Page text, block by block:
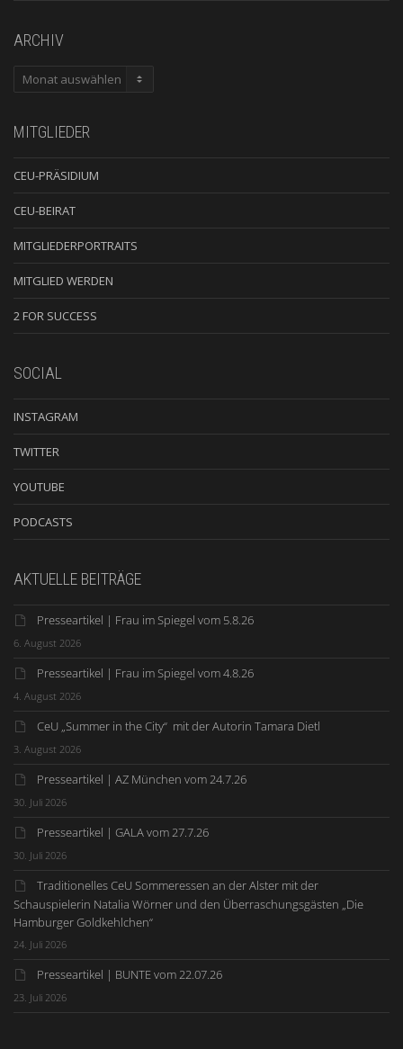
ARCHIV
ARCHIV
MITGLIEDER
CEU-PRÄSIDIUM
CEU-BEIRAT
MITGLIEDERPORTRAITS
MITGLIED WERDEN
2 FOR SUCCESS
SOCIAL
INSTAGRAM
TWITTER
YOUTUBE
PODCASTS
AKTUELLE BEITRÄGE
Presseartikel | Frau im Spiegel vom 5.8.26
6. August 2026
Presseartikel | Frau im Spiegel vom 4.8.26
4. August 2026
CeU „Summer in the City“ mit der Autorin Tamara Dietl
3. August 2026
Presseartikel | AZ München vom 24.7.26
30. Juli 2026
Presseartikel | GALA vom 27.7.26
30. Juli 2026
Traditionelles CeU Sommeressen an der Alster mit der
Schauspielerin Natalia Wörner und den Überraschungsgästen „Die
Hamburger Goldkehlchen“
24. Juli 2026
Presseartikel | BUNTE vom 22.07.26
23. Juli 2026